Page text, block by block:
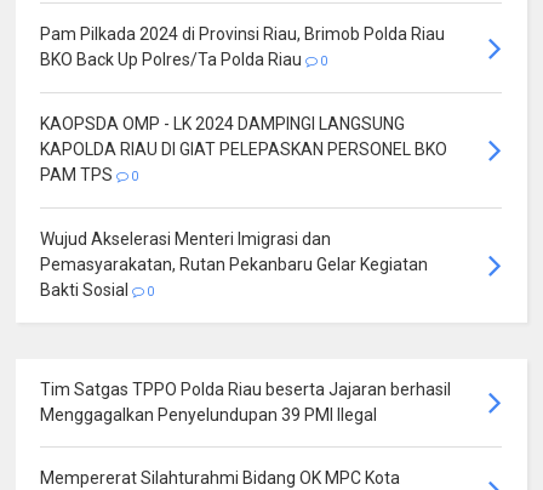
Pam Pilkada 2024 di Provinsi Riau, Brimob Polda Riau
BKO Back Up Polres/Ta Polda Riau
0
KAOPSDA OMP - LK 2024 DAMPINGI LANGSUNG
KAPOLDA RIAU DI GIAT PELEPASKAN PERSONEL BKO
PAM TPS
0
Wujud Akselerasi Menteri Imigrasi dan
Pemasyarakatan, Rutan Pekanbaru Gelar Kegiatan
Bakti Sosial
0
Tim Satgas TPPO Polda Riau beserta Jajaran berhasil
Menggagalkan Penyelundupan 39 PMI Ilegal
Mempererat Silahturahmi Bidang OK MPC Kota